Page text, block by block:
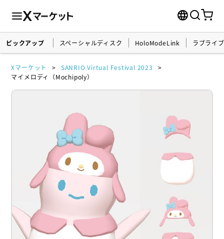
ピックアップ スペーシャルディスク HoloModeLink ラブライ
Xマーケット
SANRIO Virtual Festival 2023
マイメロディ（Mochipoly）